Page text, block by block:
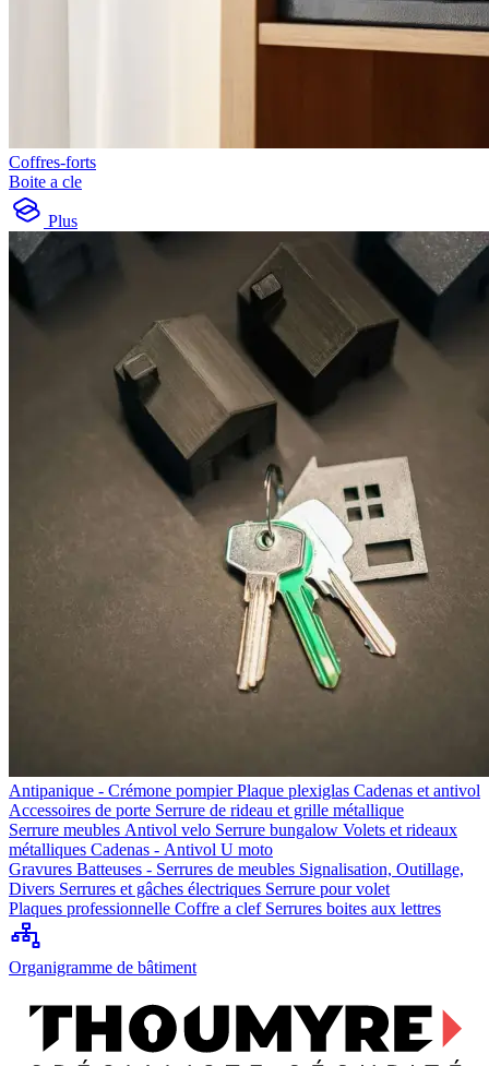
Coffres-forts
Boite a cle
Plus
Antipanique - Crémone pompierPlaque plexiglas Cadenas et antivol
Accessoires de porte Serrure de rideau et grille métallique
Serrure meubles Antivol velo Serrure bungalow Volets et rideaux
métalliques Cadenas - Antivol U moto
Gravures Batteuses - Serrures de meubles Signalisation, Outillage,
Divers Serrures et gâches électriques Serrure pour volet
Plaques professionnelle Coffre a clef Serrures boites aux lettres
Organigramme de bâtiment